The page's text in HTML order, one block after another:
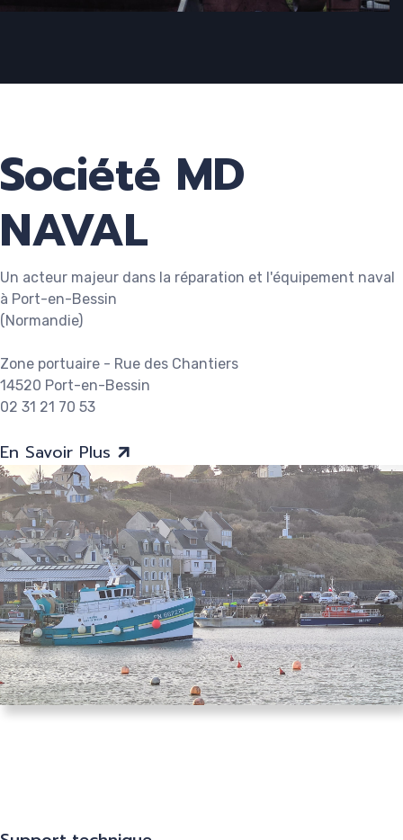
Société MD
NAVAL
Un acteur majeur dans la réparation et l'équipement naval
à Port-en-Bessin
(Normandie)
Zone portuaire - Rue des Chantiers
14520 Port-en-Bessin
02 31 21 70 53
En Savoir Plus